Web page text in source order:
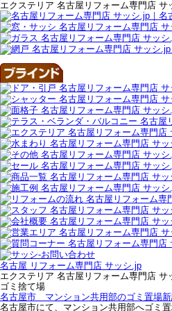
エクステリア 名古屋リフォーム専門店
名古屋 リフォーム専門店 サッシ.jp
エクステリア 名古屋リフォーム専門店
ゴミ捨て場
名古屋市 マンション共用部のゴミ置場
名古屋市にて、マンション共用部へゴミ